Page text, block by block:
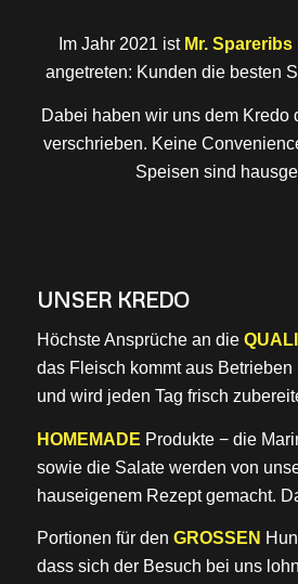
Im Jahr 2021 ist Mr. Spareribs
angetreten: Kunden die besten
Dabei haben wir uns dem Kredo
verschrieben. Keine
Speisen sind
UNSER KREDO
Höchste Ansprüche an die
das Fleisch kommt aus Betrieben
und wird jeden Tag frisch
HOMEMADE Produkte − die
sowie die Salate werden von
hauseigenem Rezept gemacht.
Portionen für den GROSSEN
dass sich der Besuch bei uns